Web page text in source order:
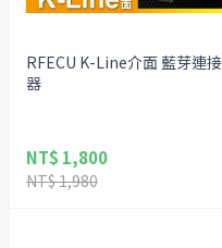
RFECU K-Line介面 藍芽連接
器
NT$ 1,800
NT$ 1,980